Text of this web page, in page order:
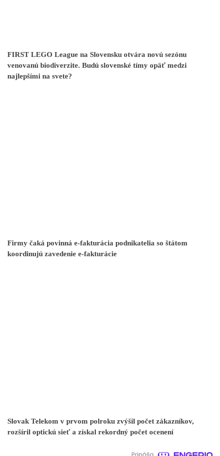
FIRST LEGO League na Slovensku otvára novú sezónu
venovanú biodiverzite. Budú slovenské tímy opäť medzi
najlepšími na svete?
Firmy čaká povinná e-fakturácia podnikatelia so štátom
koordinujú zavedenie e-fakturácie
Slovak Telekom v prvom polroku zvýšil počet zákazníkov,
rozšíril optickú sieť a získal rekordný počet ocenení